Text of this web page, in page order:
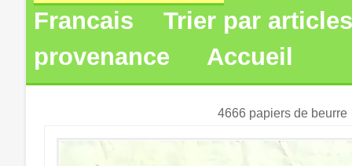
Francais
Trier par
provenance
Accueil
4666 papiers de beurre